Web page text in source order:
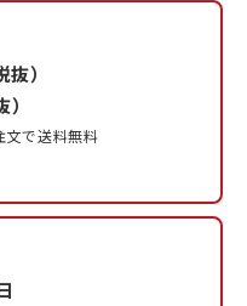
）
文で送料無料